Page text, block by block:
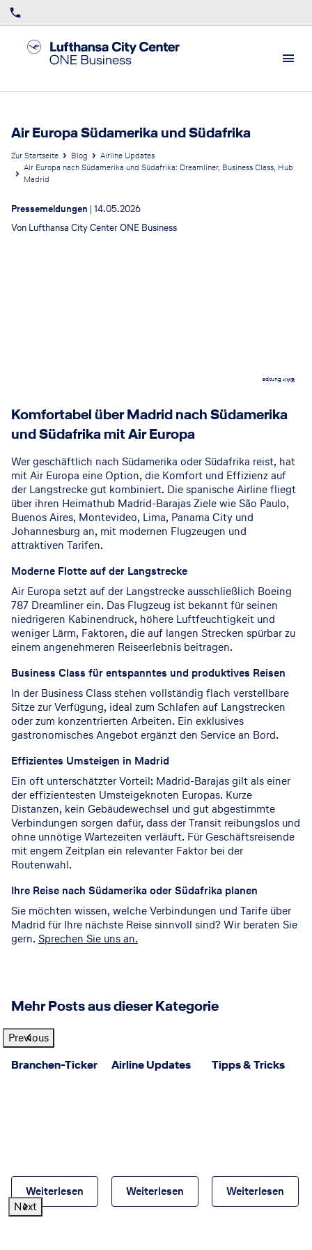
Air Europa Südamerika und Südafrika
Zur Startseite Blog
Airline Updates
Air Europa nach Südamerika und Südafrika: Dreamliner, Business Class, Hub
Madrid
Pressemeldungen | 14.05.2026
Von Lufthansa City Center ONE Business
©Air Europa
Komfortabel über Madrid nach Südamerika
und Südafrika mit Air Europa
Wer geschäftlich nach Südamerika oder Südafrika reist, hat
mit Air Europa eine Option, die Komfort und Effizienz auf
der Langstrecke gut kombiniert. Die spanische Airline fliegt
über ihren Heimathub Madrid-Barajas Ziele wie São Paulo,
Buenos Aires, Montevideo, Lima, Panama City und
Johannesburg an, mit modernen Flugzeugen und
attraktiven Tarifen.
Moderne Flotte auf der Langstrecke
Air Europa setzt auf der Langstrecke ausschließlich Boeing
787 Dreamliner ein. Das Flugzeug ist bekannt für seinen
niedrigeren Kabinendruck, höhere Luftfeuchtigkeit und
weniger Lärm, Faktoren, die auf langen Strecken spürbar zu
einem angenehmeren Reiseerlebnis beitragen.
Business Class für entspanntes und produktives Reisen
In der Business Class stehen vollständig flach verstellbare
Sitze zur Verfügung, ideal zum Schlafen auf Langstrecken
oder zum konzentrierten Arbeiten. Ein exklusives
gastronomisches Angebot ergänzt den Service an Bord.
Effizientes Umsteigen in Madrid
Ein oft unterschätzter Vorteil: Madrid-Barajas gilt als einer
der effizientesten Umsteigeknoten Europas. Kurze
Distanzen, kein Gebäudewechsel und gut abgestimmte
Verbindungen sorgen dafür, dass der Transit reibungslos und
ohne unnötige Wartezeiten verläuft. Für Geschäftsreisende
mit engem Zeitplan ein relevanter Faktor bei der
Routenwahl.
Ihre Reise nach Südamerika oder Südafrika planen
Sie möchten wissen, welche Verbindungen und Tarife über
Madrid für Ihre nächste Reise sinnvoll sind? Wir beraten Sie
gern. Sprechen Sie uns an.
Mehr Posts aus dieser Kategorie
Previous
Branchen-Ticker
Weiterlesen
Airline Updates
Weiterlesen
Tipps & Tricks
Weiterlesen
Next